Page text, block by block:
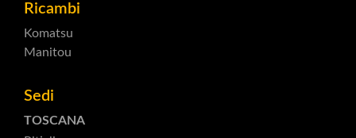
Ricambi
Komatsu
Manitou
Sedi
TOSCANA